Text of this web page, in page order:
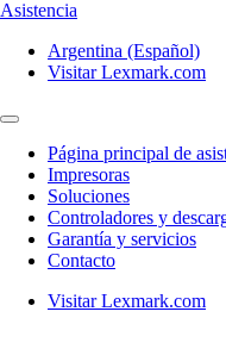
Asistencia
Argentina (Español)
Visitar Lexmark.com
Página principal de
Impresoras
Soluciones
Controladores y
Garantía y servicios
Contacto
Visitar Lexmark.com